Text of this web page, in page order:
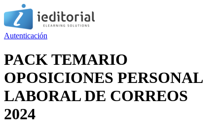
Autenticación
PACK TEMARIO
OPOSICIONES PERSONAL
LABORAL DE CORREOS
2024